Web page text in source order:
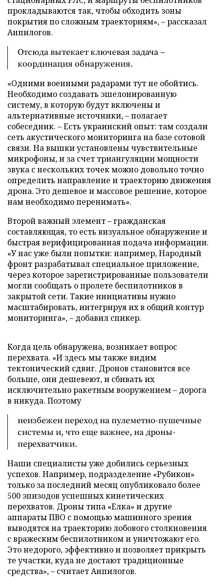
прокладываются так, чтобы обходить зоны
покрытия по сложным траекториям», – рассказал
Анпилогов.
Отсюда вытекает ключевая задача –
координация обнаружения.
«Одними военными радарами тут не обойтись.
Необходимо создавать эшелонированную
систему, в которую будут включены и
альтернативные источники, – полагает
собеседник. – Есть украинский опыт: там создали
сеть акустического мониторинга на базе сотовой
связи. На вышки установлены чувствительные
микрофоны, и за счет триангуляции мощности
звука с нескольких точек можно довольно точно
определить направление и траекторию движения
дрона. Это дешевое и массовое решение, которое
нам необходимо перенимать».
Второй важный элемент – гражданская
составляющая, то есть визуальное обнаружение и
быстрая верифицированная подача информации.
«У нас уже были попытки: например, Народный
фронт разрабатывал специальное приложение,
через которое зарегистрированные пользователи
могли сообщать о пролете беспилотников в
закрытой сети. Такие инициативы нужно
масштабировать, интегрируя их в общий контур
мониторинга», – добавил спикер.
Когда цель обнаружена, возникает вопрос
перехвата. «И здесь мы также видим
тектонический сдвиг. Дронов становится все
больше, они дешевеют, и сбивать их
исключительно ракетным вооружением – дорога
в никуда. Поэтому
неизбежен переход на пулеметно-пушечные
системы и, что еще важнее, на дроны-
перехватчики.
Наши специалисты уже добились серьезных
успехов. Например, подразделение «Рубикон»
только за последний месяц опубликовало более
500 эпизодов успешных кинетических
перехватов. Дроны типа «Елка» и другие
аппараты ПВО с помощью машинного зрения
выводятся на траекторию лобового столкновения
с вражеским беспилотником и уничтожают его.
Это недорого, эффективно и позволяет прикрыть
те участки, куда не достают традиционные
средства», – считает Анпилогов.